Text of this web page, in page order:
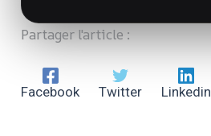
Partager l'article :
Facebook Twitter Linkedin